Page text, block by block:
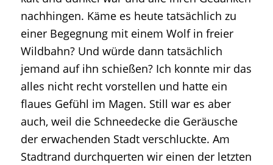
nachhingen. Käme es heute tatsächlich zu
einer Begegnung mit einem Wolf in freier
Wildbahn? Und würde dann tatsächlich
jemand auf ihn schießen? Ich konnte mir das
alles nicht recht vorstellen und hatte ein
flaues Gefühl im Magen. Still war es aber
auch, weil die Schneedecke die Geräusche
der erwachenden Stadt verschluckte. Am
Stadtrand durchquerten wir einen der letzten